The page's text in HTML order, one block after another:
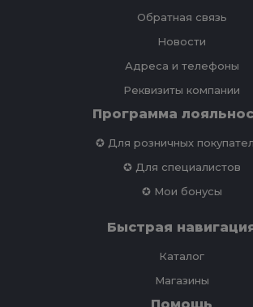
Обратная связь
Новости
Адреса и телефоны
Реквизиты компании
Программа
✪ Для розничных
✪ Для специалистов
✪ Мои бонусы
Быстрая
Каталог
Магазины